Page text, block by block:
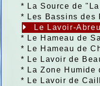
* La Source de
* Les Bassins des
Le Lavoir-
* Le Hameau de
* Le Hameau de
* Le Lavoir de
* La Zone Humide
* Le Lavoir de